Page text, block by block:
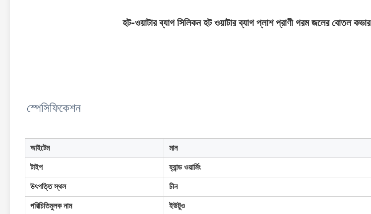
হট-ওয়াটার ব্যাগ সিলিকন হট ওয়াটার ব্যাগ প্লাশ প্রাণী গরম জলের বোতল কভার
স্পেসিফিকেশন
আইটেম মান
টাইপ হ্যান্ড ওয়ার্মিং
উৎপত্তি স্থল চীন
পরিচিতিমুলক নাম ইউটুও